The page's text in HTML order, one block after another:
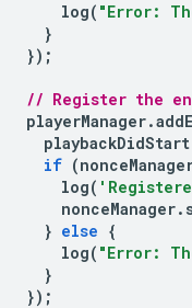
log( "Error:
}
});
// Register the
playerManager.
playbackDidStart
if (
log(
nonceManager.
} else {
log( "Error:
}
});